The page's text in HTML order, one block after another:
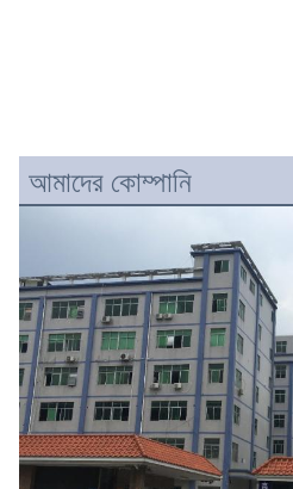
আমাদের কোম্পানি